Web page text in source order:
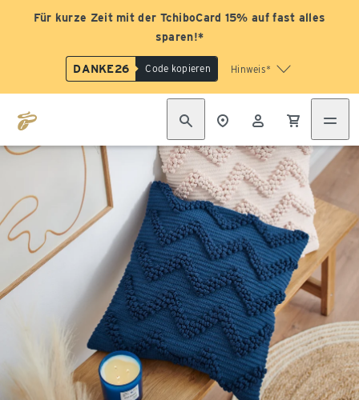
Für kurze Zeit mit der TchiboCard 15% auf fast alles
sparen!*
DANKE26 Code kopieren Hinweis*